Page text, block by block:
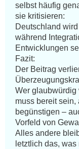
selbst häufig
sie kritisieren:
Deutschland
während
Entwicklungen
Fazit:
Der Beitrag
Wer
muss bereit
begünstigen –
Vorfeld von
Alles andere
letztlich das,